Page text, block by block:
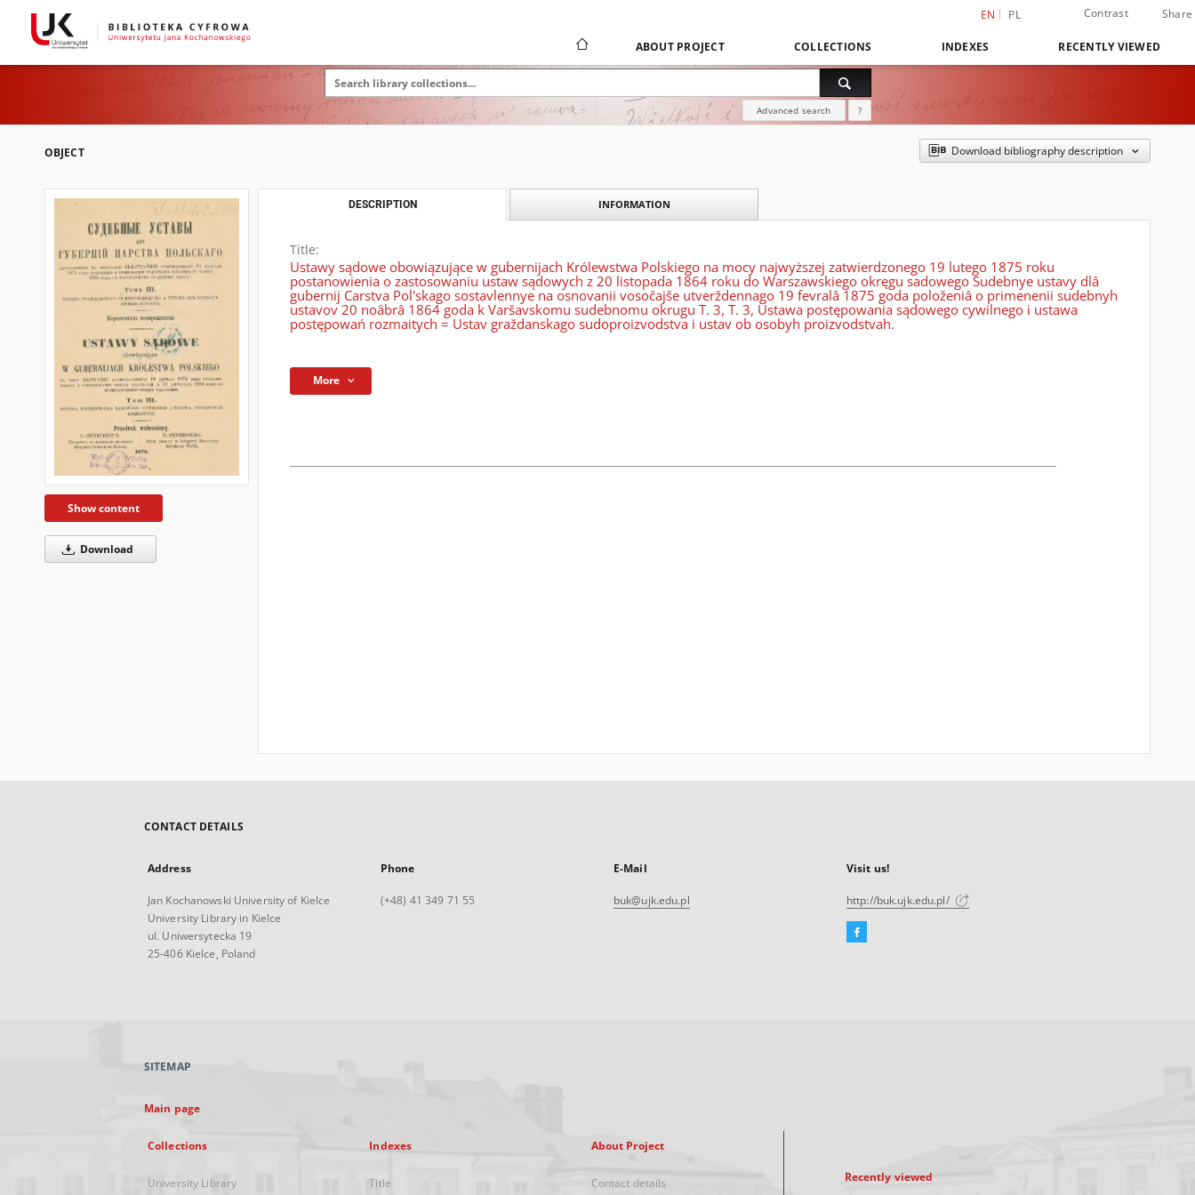
EN PL Contrast Share
ABOUT PROJECT COLLECTIONS INDEXES RECENTLY VIEWED
Advanced search ?
OBJECT Download bibliography description
Show content
Download
DESCRIPTION INFORMATION
Title:
Ustawy sądowe obowiązujące w gubernijach Królewstwa Polskiego na mocy najwyższej zatwierdzonego 19 lutego 1875 roku
postanowienia o zastosowaniu ustaw sądowych z 20 listopada 1864 roku do Warszawskiego okręgu sadowego Sudebnye ustavy dlâ
gubernij Carstva Pol'skago sostavlennye na osnovanii vosočajše utverždennago 19 fevralâ 1875 goda položeniâ o primenenii sudebnyh
ustavov 20 noâbrâ 1864 goda k Varšavskomu sudebnomu okrugu T. 3, T. 3, Ustawa postępowania sądowego cywilnego i ustawa
postępowań rozmaitych = Ustav graždanskago sudoproizvodstva i ustav ob osobyh proizvodstvah.
More
CONTACT DETAILS
Address
Jan Kochanowski University of Kielce
University Library in Kielce
ul. Uniwersytecka 19
25-406 Kielce, Poland
Phone
(+48) 41 349 71 55
E-Mail
buk@ujk.edu.pl
Visit us!
http://buk.ujk.edu.pl/
Facebook
SITEMAP
Main page
Collections
University Library
Indexes
Title
About Project
Contact details Recently viewed